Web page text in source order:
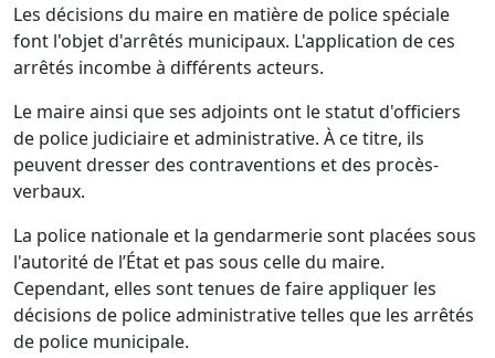
Les décisions du maire en matière de police spéciale
font l'objet d'arrêtés municipaux. L'application de ces
arrêtés incombe à différents acteurs.
Le maire ainsi que ses adjoints ont le statut d'officiers
de police judiciaire et administrative. À ce titre, ils
peuvent dresser des contraventions et des procès-
verbaux.
La police nationale et la gendarmerie sont placées sous
l'autorité de l’État et pas sous celle du maire.
Cependant, elles sont tenues de faire appliquer les
décisions de police administrative telles que les arrêtés
de police municipale.